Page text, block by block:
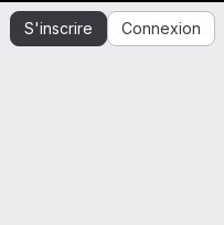
S'inscrire Connexion